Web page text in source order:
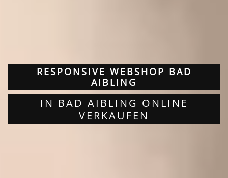
RESPONSIVE WEBSHOP BAD
AIBLING
IN BAD AIBLING ONLINE
VERKAUFEN